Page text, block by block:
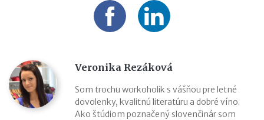
Veronika Rezáková
Som trochu workoholik s vášňou pre letné
dovolenky, kvalitnú literatúru a dobré víno.
Ako štúdiom poznačený slovenčinár som